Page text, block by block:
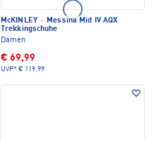
McKINLEY · Messina Mid IV AQX
Trekkingschuhe
Damen
€ 69,99
UVP* € 119,99